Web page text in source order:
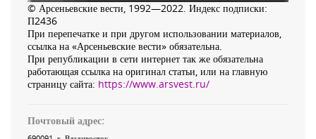
© Арсеньевские вести, 1992—2022. Индекс подписки:
П2436
При перепечатке и при другом использовании материалов,
ссылка на «Арсеньевские вести» обязательна.
При републикации в сети интернет так же обязательна
работающая ссылка на оригинал статьи, или на главную
страницу сайта: https://www.arsvest.ru/
Почтовый адрес: